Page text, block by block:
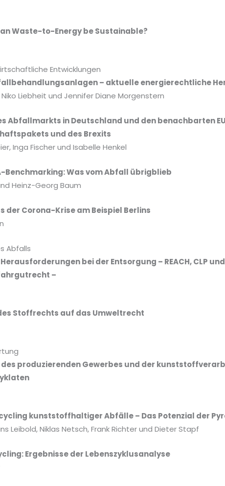
Waste-to-Energy be Sustainable?
Entwicklungen
– aktuelle energierechtliche
Liebheit und Jennifer Diane Morgenstern
Abfallmarkts in Deutschland und den benachbarten
und des Brexits
Inga Fischer und Isabelle Henkel
Benchmarking: Was vom Abfall übrigblieb
Heinz-Georg Baum
der Corona-Krise am Beispiel Berlins
Abfalls
bei der Entsorgung – REACH, CLP
–
Stoffrechts auf das Umweltrecht
produzierenden Gewerbes und der
kunststoffhaltiger Abfälle – Das Potenzial der
Leibold, Niklas Netsch, Frank Richter und Dieter Stapf
Ergebnisse der Lebenszyklusanalyse